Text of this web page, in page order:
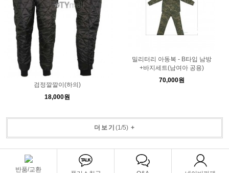
검정깔깔이(하의)
18,000원
밀리터리 아동복 - B타입 남방
+바지세트(남여아 공용)
70,000원
더보기 (1/5)+
반품/교환